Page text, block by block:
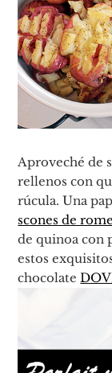
Aproveché de
rellenos con
rúcula. Una
scones de
de quinoa con
estos
chocolate